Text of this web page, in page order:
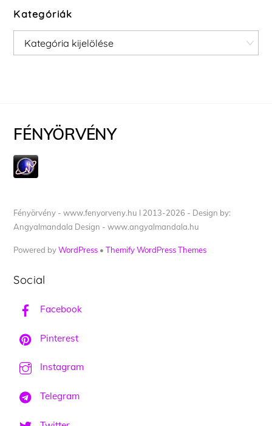
Kategóriák
Kategóriák
FÉNYÖRVÉNY
Fényörvény - www.fenyorveny.hu I 2013-2026 - Design by:
Angyalmandala Design - www.angyalmandala.hu
Powered byWordPress •Themify WordPress Themes
Social
Facebook
Pinterest
Instagram
Telegram